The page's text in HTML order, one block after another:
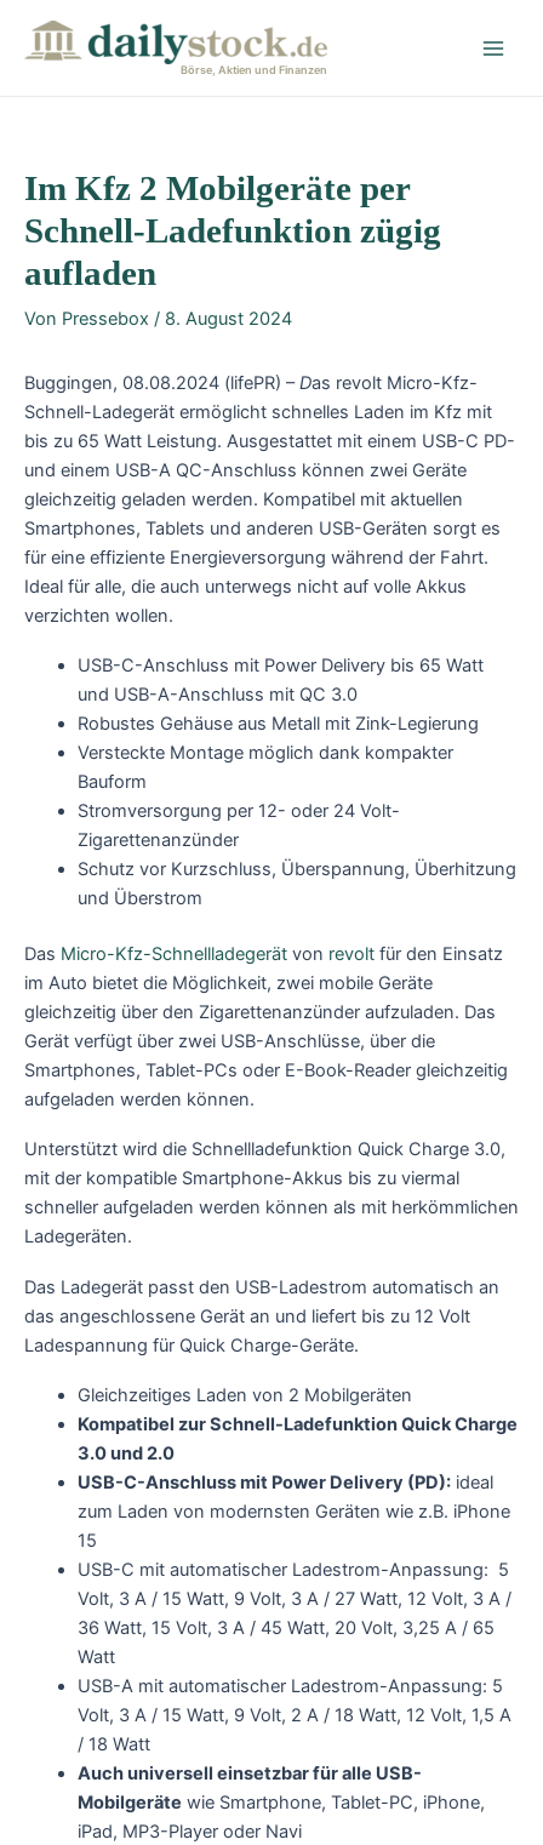
Börse, Aktien und Finanzen
Im Kfz 2 Mobilgeräte per
Schnell-Ladefunktion zügig
aufladen
Von Pressebox / 8. August 2024
Buggingen, 08.08.2024 (lifePR) –Das revolt Micro-Kfz-
Schnell-Ladegerät ermöglicht schnelles Laden im Kfz mit
bis zu 65 Watt Leistung. Ausgestattet mit einem USB-C PD-
und einem USB-A QC-Anschluss können zwei Geräte
gleichzeitig geladen werden. Kompatibel mit aktuellen
Smartphones, Tablets und anderen USB-Geräten sorgt es
für eine effiziente Energieversorgung während der Fahrt.
Ideal für alle, die auch unterwegs nicht auf volle Akkus
verzichten wollen.
USB-C-Anschluss mit Power Delivery bis 65 Watt
und USB-A-Anschluss mit QC 3.0
Robustes Gehäuse aus Metall mit Zink-Legierung
Versteckte Montage möglich dank kompakter
Bauform
Stromversorgung per 12- oder 24 Volt-
Zigarettenanzünder
Schutz vor Kurzschluss, Überspannung, Überhitzung
und Überstrom
Das Micro-Kfz-Schnellladegerät von revolt für den Einsatz
im Auto bietet die Möglichkeit, zwei mobile Geräte
gleichzeitig über den Zigarettenanzünder aufzuladen. Das
Gerät verfügt über zwei USB-Anschlüsse, über die
Smartphones, Tablet-PCs oder E-Book-Reader gleichzeitig
aufgeladen werden können.
Unterstützt wird die Schnellladefunktion Quick Charge 3.0,
mit der kompatible Smartphone-Akkus bis zu viermal
schneller aufgeladen werden können als mit herkömmlichen
Ladegeräten.
Das Ladegerät passt den USB-Ladestrom automatisch an
das angeschlossene Gerät an und liefert bis zu 12 Volt
Ladespannung für Quick Charge-Geräte.
Gleichzeitiges Laden von 2 Mobilgeräten
Kompatibel zur Schnell-Ladefunktion Quick Charge
3.0 und 2.0
USB-C-Anschluss mit Power Delivery (PD):ideal
zum Laden von modernsten Geräten wie z.B. iPhone
15
USB-C mit automatischer Ladestrom-Anpassung: 5
Volt, 3 A / 15 Watt, 9 Volt, 3 A / 27 Watt, 12 Volt, 3 A /
36 Watt, 15 Volt, 3 A / 45 Watt, 20 Volt, 3,25 A / 65
Watt
USB-A mit automatischer Ladestrom-Anpassung: 5
Volt, 3 A / 15 Watt, 9 Volt, 2 A / 18 Watt, 12 Volt, 1,5 A
/ 18 Watt
Auch universell einsetzbar für alle USB-
Mobilgeräte wie Smartphone, Tablet-PC, iPhone,
iPad, MP3-Player oder Navi